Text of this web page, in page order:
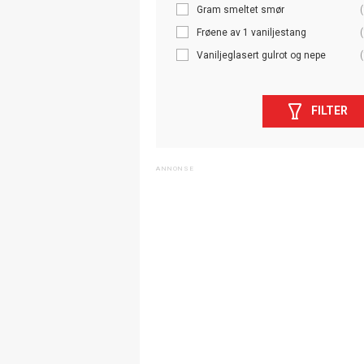
Gram smeltet smør
Frøene av 1 vaniljestang
Vaniljeglasert gulrot og nepe
FILTER